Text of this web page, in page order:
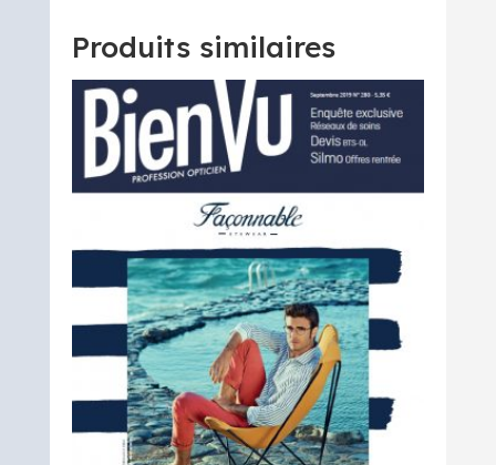
2022
Produits similaires